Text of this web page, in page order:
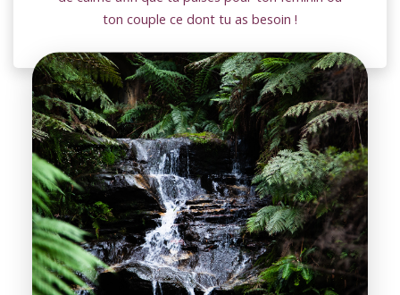
ton couple ce dont tu as besoin !